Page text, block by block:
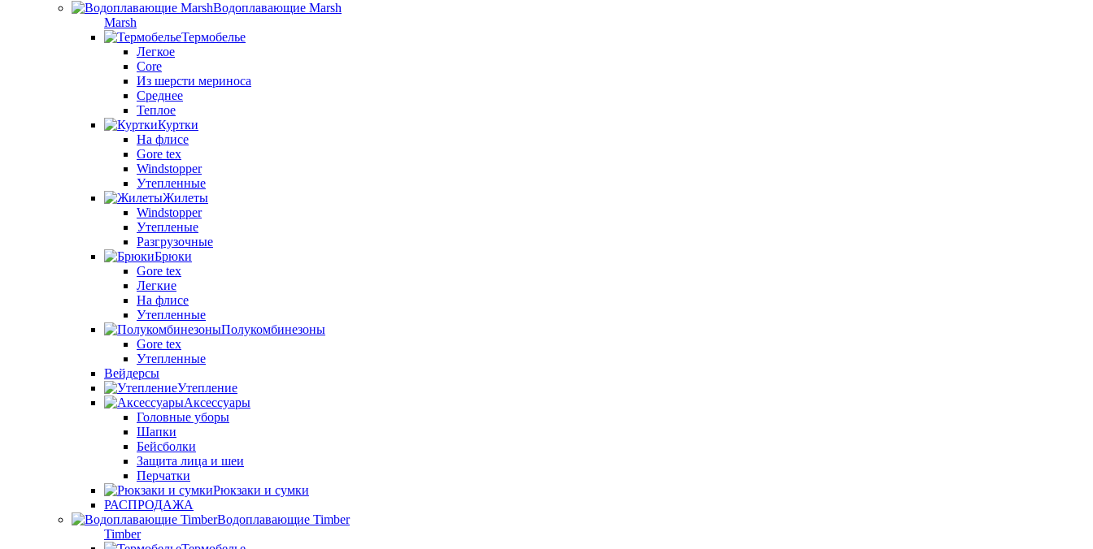
Водоплавающие Marsh
Marsh
Термобелье
Легкое
Core
Из шерсти мериноса
Среднее
Теплое
Куртки
На флисе
Gore tex
Windstopper
Утепленные
Жилеты
Windstopper
Утепленые
Разгрузочные
Брюки
Gore tex
Легкие
На флисе
Утепленные
Полукомбинезоны
Gore tex
Утепленные
Вейдерсы
Утепление
Аксессуары
Головные уборы
Шапки
Бейсболки
Защита лица и шеи
Перчатки
Рюкзаки и сумки
РАСПРОДАЖА
Водоплавающие Timber
Timber